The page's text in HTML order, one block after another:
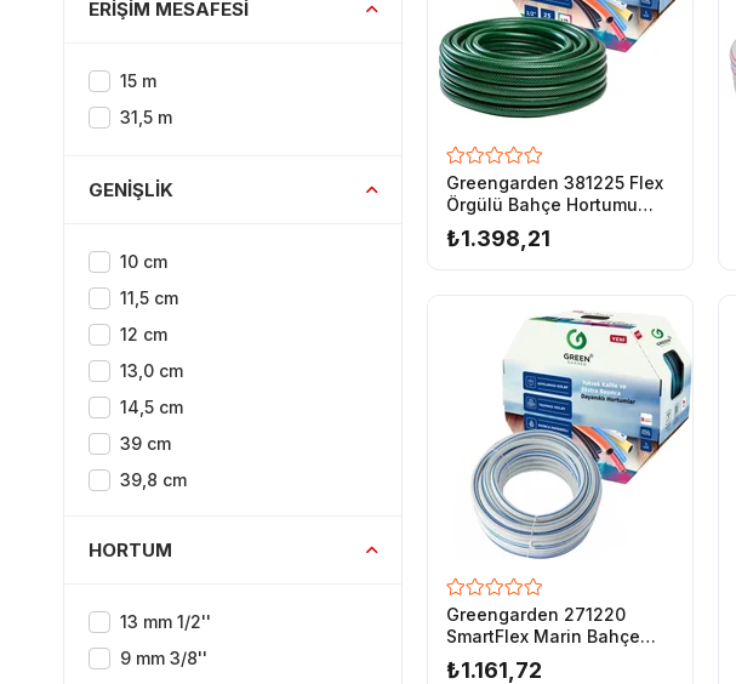
Sızıntıya Dayanıklı
ERIŞIM MESAFESI
15 m
31,5 m
GENIŞLIK
10 cm
11,5 cm
12 cm
13,0 cm
14,5 cm
39 cm
39,8 cm
55,2 cm
9,5 cm
HORTUM
13 mm 1/2''
9 mm 3/8''
Greengarden 381225 Flex
Örgülü Bahçe Hortumu
1/2-25 mt
₺1.398,21
Greengarden 271220
SmartFlex Marin Bahçe
Hortumu 1/2-20 mt
₺1.161,72